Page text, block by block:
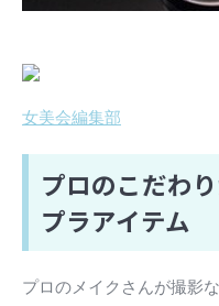
女美会編集部
プロのこだわ
プラアイテム
プロのメイクさんが撮影